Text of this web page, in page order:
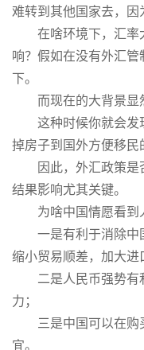
难转到其他国家去，因
在啥环境下，汇率
响？假如在没有外汇
下。
而现在的大背景显
这种时候你就会发
掉房子到国外方便移民
因此，外汇政策是
结果影响尤其关键。
为啥中国情愿看到
一是有利于消除中
缩小贸易顺差，加大进
二是人民币强势有
力；
三是中国可以在
宜。